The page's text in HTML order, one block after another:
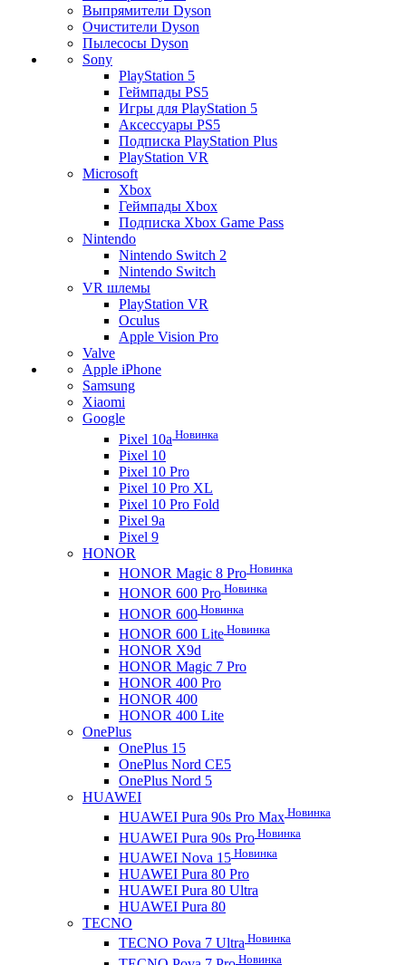
Выпрямители Dyson
Очистители Dyson
Пылесосы Dyson
Sony
PlayStation 5
Геймпады PS5
Игры для PlayStation 5
Аксессуары PS5
Подписка PlayStation Plus
PlayStation VR
Microsoft
Xbox
Геймпады Xbox
Подписка Xbox Game Pass
Nintendo
Nintendo Switch 2
Nintendo Switch
VR шлемы
PlayStation VR
Oculus
Apple Vision Pro
Valve
Apple iPhone
Samsung
Xiaomi
Google
Pixel 10a Новинка
Pixel 10
Pixel 10 Pro
Pixel 10 Pro XL
Pixel 10 Pro Fold
Pixel 9a
Pixel 9
HONOR
HONOR Magic 8 Pro Новинка
HONOR 600 Pro Новинка
HONOR 600 Новинка
HONOR 600 Lite Новинка
HONOR X9d
HONOR Magic 7 Pro
HONOR 400 Pro
HONOR 400
HONOR 400 Lite
OnePlus
OnePlus 15
OnePlus Nord CE5
OnePlus Nord 5
HUAWEI
HUAWEI Pura 90s Pro Max Новинка
HUAWEI Pura 90s Pro Новинка
HUAWEI Nova 15 Новинка
HUAWEI Pura 80 Pro
HUAWEI Pura 80 Ultra
HUAWEI Pura 80
TECNO
TECNO Pova 7 Ultra Новинка
Новинка